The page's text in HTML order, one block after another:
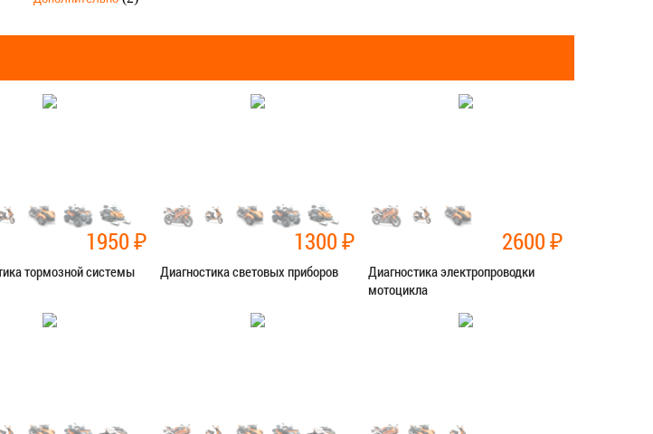
1950₽
тормозной системы
Диагностика
1300₽
Диагностика световых приборов
Диагностика
2600₽
Диагностика электропроводки
мотоцикла
Диагностика